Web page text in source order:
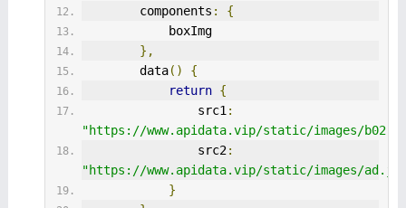
        components
:
{
            boxImg
},
        data
()
{
return {
                src1
:
"https://www.apidata.vip/static/images/
                src2
:
"https://www.apidata.vip/static/images/
}